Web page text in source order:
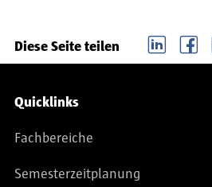
Diese Seite teilen LinkedIn Facebook
Service-Navigation
Quicklinks
Fachbereiche
Semesterzeitplanung